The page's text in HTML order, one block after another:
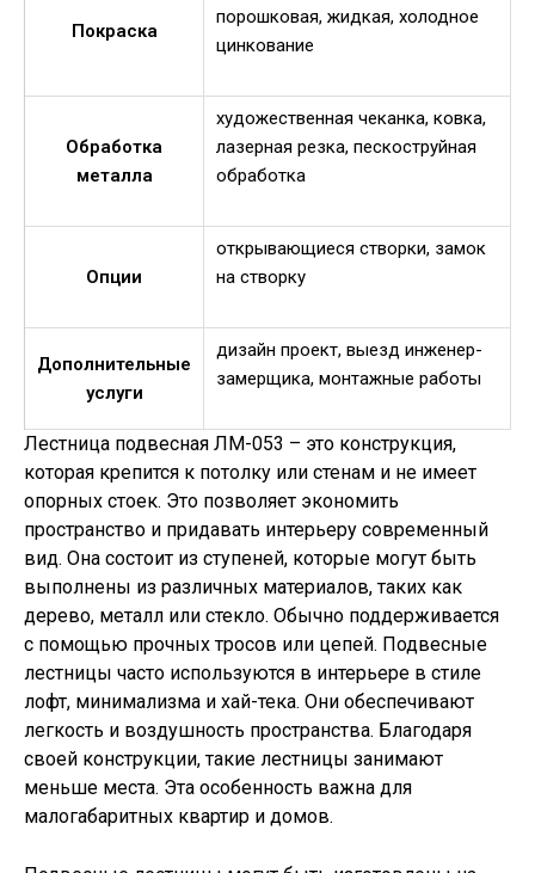
Покраска
порошковая, жидкая, холодное
цинкование
Обработка
металла
художественная чеканка, ковка,
лазерная резка, пескоструйная
обработка
Опции
открывающиеся створки, замок
на створку
Дополнительные
услуги
дизайн проект, выезд инженер-
замерщика, монтажные работы
Лестница подвесная ЛМ-053 – это конструкция,
которая крепится к потолку или стенам и не имеет
опорных стоек. Это позволяет экономить
пространство и придавать интерьеру современный
вид. Она состоит из ступеней, которые могут быть
выполнены из различных материалов, таких как
дерево, металл или стекло. Обычно поддерживается
с помощью прочных тросов или цепей. Подвесные
лестницы часто используются в интерьере в стиле
лофт, минимализма и хай-тека. Они обеспечивают
легкость и воздушность пространства. Благодаря
своей конструкции, такие лестницы занимают
меньше места. Эта особенность важна для
малогабаритных квартир и домов.